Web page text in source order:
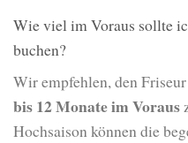
Wie viel im Voraus sollte
buchen?
Wir empfehlen, den
bis 12 Monate im Voraus
Hochsaison können die